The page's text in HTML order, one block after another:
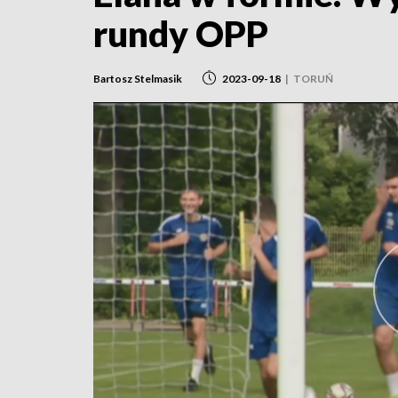
rundy OPP
Bartosz Stelmasik 2023-09-18 | TORUŃ